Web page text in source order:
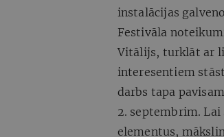
instalācijas
Festivāla
Vitālijs, turklāt ar
interesentiem
darbs tapa
2. septembrim.
elementus,